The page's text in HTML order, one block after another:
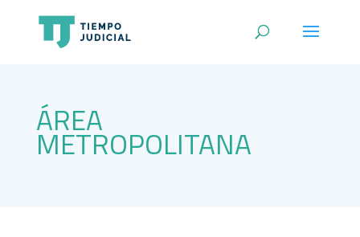
ÁREA
METROPOLITANA